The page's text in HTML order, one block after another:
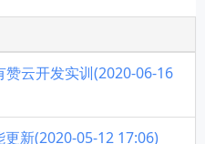
云开发实训(2020-06-16
更新(2020-05-12 17:06)